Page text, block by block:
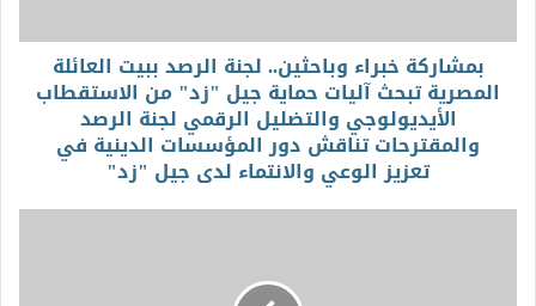
بمشاركة خبراء وباحثين.. لجنة الرصد ببيت العائلة
المصرية تبحث آليات حماية جيل "زد" من الاستقطاب
الأيديولوجي والتضليل الرقمي لجنة الرصد
والمقترحات تناقش دور المؤسسات الدينية في
تعزيز الوعي والانتماء لدى جيل "زد"